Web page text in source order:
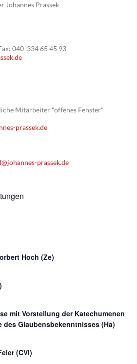
Johannes Prassek
040 334 65 45 93
Mitarbeiter "offenes Fenster"
prassek.de
prassek.de
Hoch (Ze)
mit Vorstellung der Katechumenen
des Glaubensbekenntnisses (Ha)
(CVI)